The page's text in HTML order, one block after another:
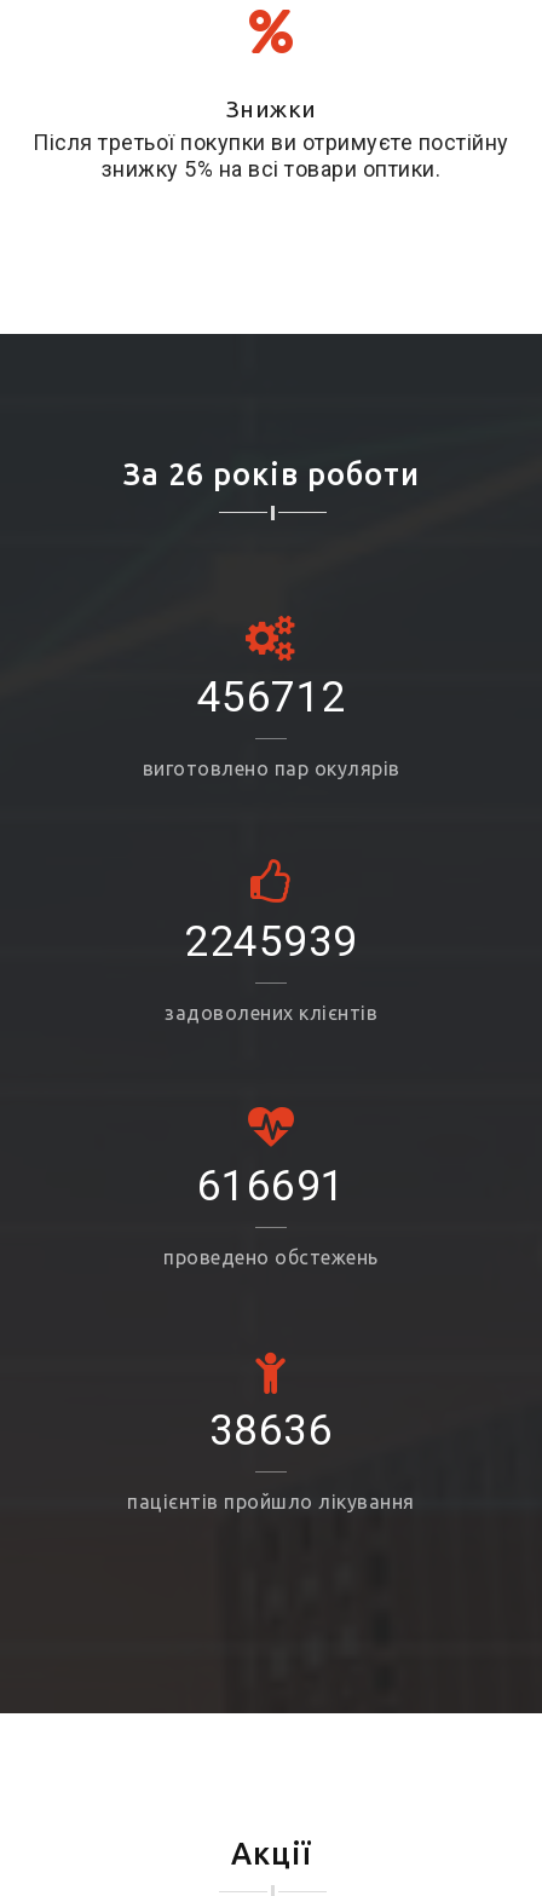
Знижки
Після третьої покупки ви отримуєте постійну
знижку 5% на всі товари оптики.
За 26 років роботи
456712
виготовлено пар окулярів
2245939
задоволених клієнтів
616691
проведено обстежень
38636
пацієнтів пройшло лікування
Акції